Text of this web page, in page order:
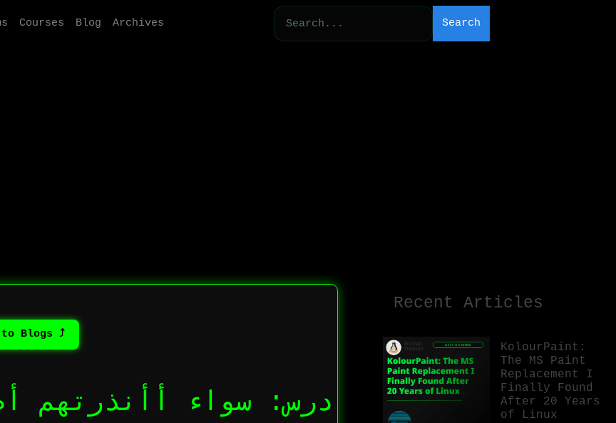
Courses Blog Archives Search
⤴ Back to Blogs
درس: سواء أأنذرتهم
Recent Articles
KolourPaint:
The MS Paint
Replacement I
Finally Found
After 20 Years
of Linux